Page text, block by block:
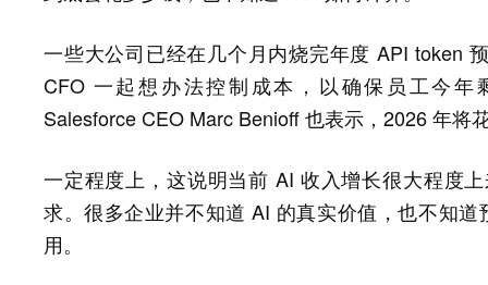
一些大公司已经在几个月内烧完年度 API token
CFO 一起想办法控制成本，以确保员工今年
Salesforce CEO Marc Benioff 也表示，2026 年将
一定程度上，这说明当前 AI 收入增长很大程度
求。很多企业并不知道 AI 的真实价值，也不知
用。